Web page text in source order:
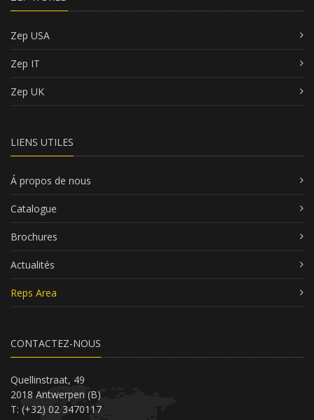
Zep USA
Zep IT
Zep UK
LIENS UTILES
Á propos de nous
Catalogue
Brochures
Actualités
Reps Area
CONTACTEZ-NOUS
Quellinstraat, 49
2018 Antwerpen (B)
T: (+32) 02 3470117